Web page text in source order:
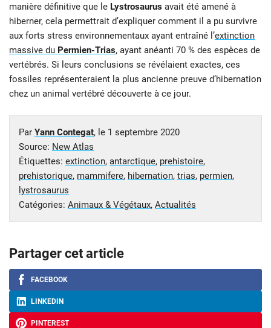
manière définitive que le Lystrosaurus avait été amené à
hiberner, cela permettrait d’expliquer comment il a pu survivre
aux forts stress environnementaux ayant entraîné l’extinction
massive du Permien-Trias, ayant anéanti 70 % des espèces de
vertébrés. Si leurs conclusions se révélaient exactes, ces
fossiles représenteraient la plus ancienne preuve d’hibernation
chez un animal vertébré découverte à ce jour.
Par Yann Contegat, le 1 septembre 2020
Source: New Atlas
Étiquettes: extinction, antarctique, prehistoire,
prehistorique, mammifere, hibernation, trias, permien,
lystrosaurus
Catégories: Animaux & Végétaux, Actualités
Partager cet article
FACEBOOK
LINKEDIN
PINTEREST